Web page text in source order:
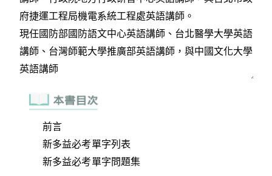
前言
新多益必考單字列表
新多益必考單字問題集